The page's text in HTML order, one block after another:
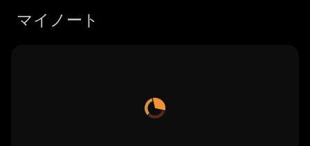
マイノート